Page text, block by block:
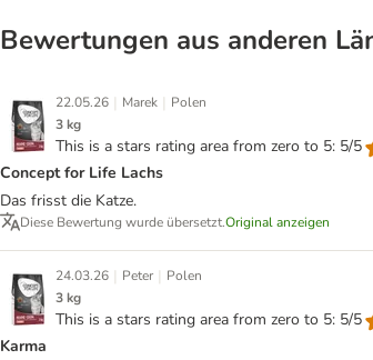
Bewertungen aus anderen
22.05.26 | Marek | Polen
3 kg
This is a stars rating area from zero to 5: 5/5
Concept for Life Lachs
Das frisst die Katze.
Diese Bewertung wurde übersetzt.Original anzeigen
24.03.26 | Peter | Polen
3 kg
This is a stars rating area from zero to 5: 5/5
Karma